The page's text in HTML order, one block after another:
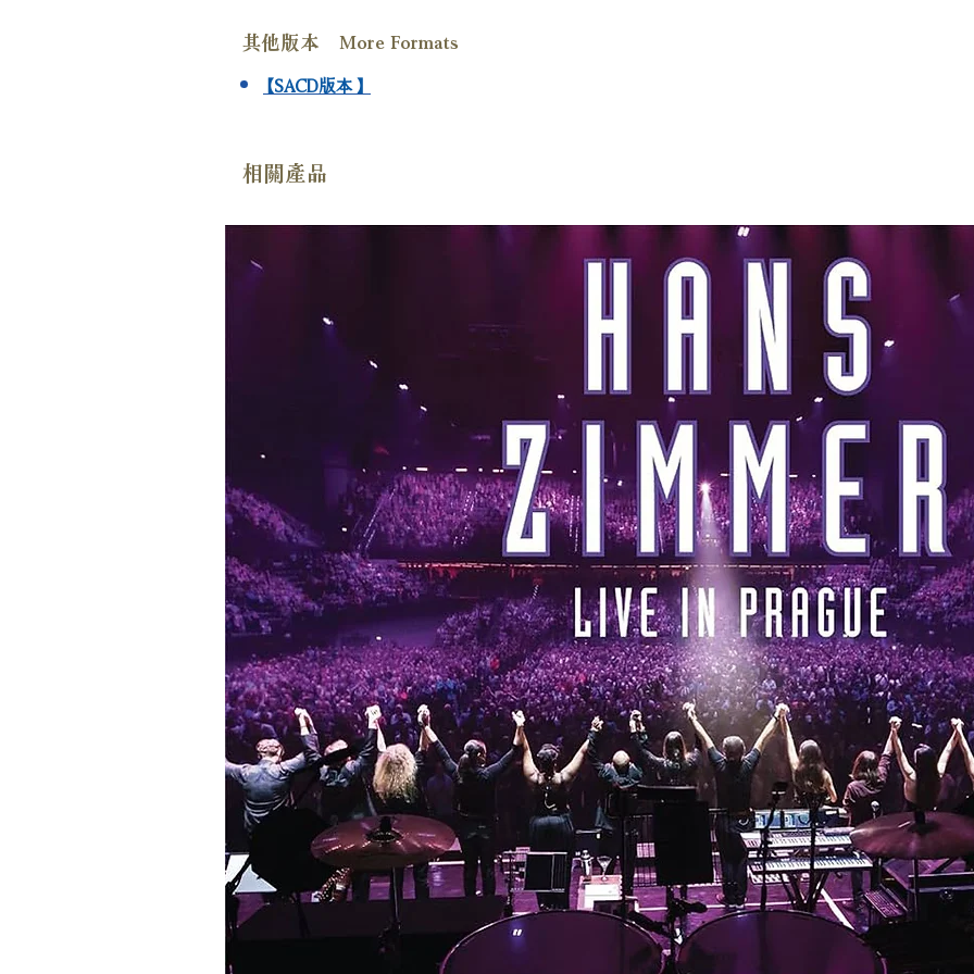
其他版本 More Formats
【SACD版本】
相關產品